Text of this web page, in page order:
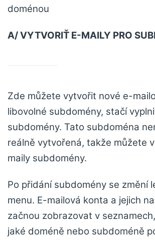
doménou
A/ VYTVORIŤ E-MAILY PRO
Zde můžete vytvořit nové e-
libovolné subdomény, stačí
subdomény. Tato subdoména
reálně vytvořená, takže můžete
maily subdomény.
Po přidání subdomény se změní
menu. E-mailová konta a jejich
začnou zobrazovat v
jaké doméně nebo subdoméně